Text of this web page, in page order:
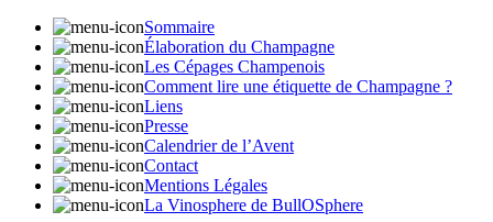
Sommaire
Élaboration du Champagne
Les Cépages Champenois
Comment lire une étiquette de Champagne ?
Liens
Presse
Calendrier de l’Avent
Contact
Mentions Légales
La Vinosphere de BullOSphere